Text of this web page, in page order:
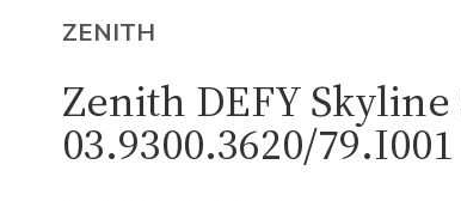
ZENITH
Zenith DEFY
03.9300.3620/79.I001